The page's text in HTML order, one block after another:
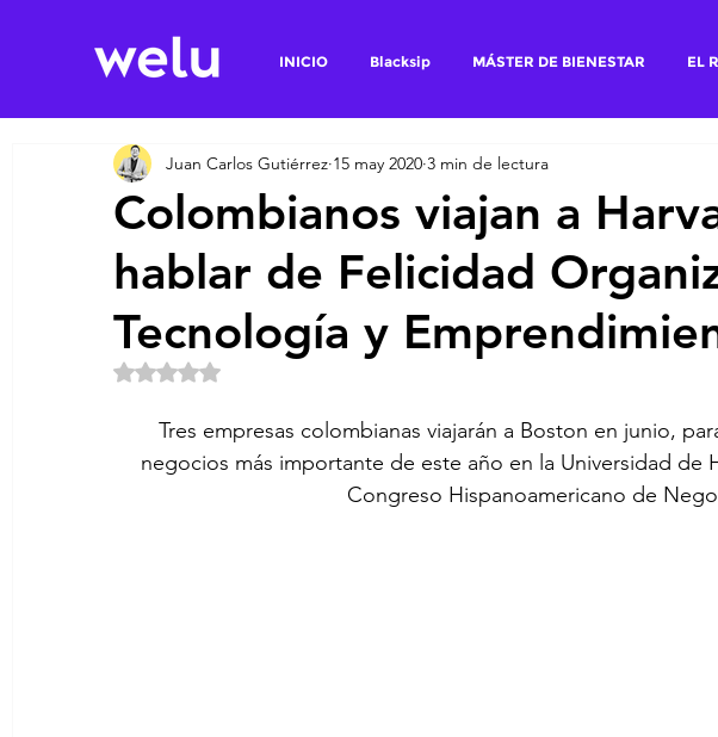
INICIO Blacksip MÁSTER DE BIENESTAR EL
Colombianos viajan a
hablar de Felicidad
Tecnología y
Juan Carlos Gutiérrez 15 may 2020 3 min de lectura
Obtuvo NaN de 5 estrellas.
Tres empresas colombianas viajarán a Boston en junio,
negocios más importante de este año en la Universidad de
Congreso Hispanoamericano de